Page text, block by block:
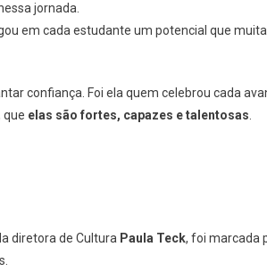
jornada.
em cada estudante um potencial que
confiança. Foi ela quem celebrou cada
que elas são fortes, capazes e talentosas
diretora de Cultura Paula Teck, foi marcada